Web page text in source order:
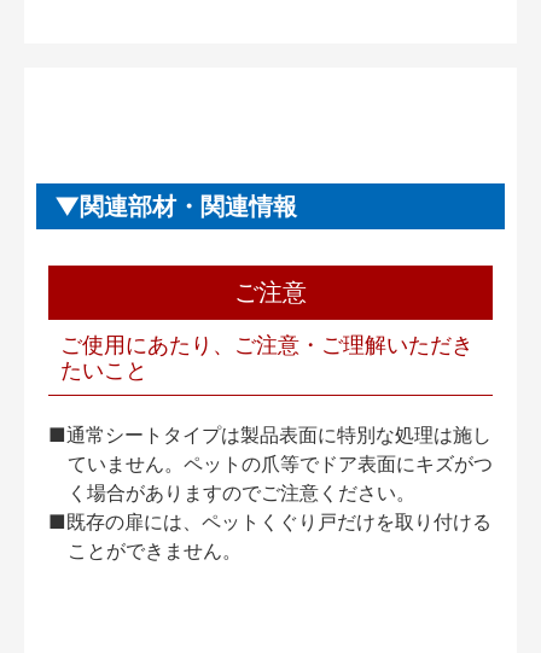
関連部材・関連情報
ご注意
ご使用にあたり、ご注意・ご理解いただき
たいこと
■通常シートタイプは製品表面に特別な処理は施し
ていません。ペットの爪等でドア表面にキズがつ
く場合がありますのでご注意ください。
■既存の扉には、ペットくぐり戸だけを取り付ける
ことができません。